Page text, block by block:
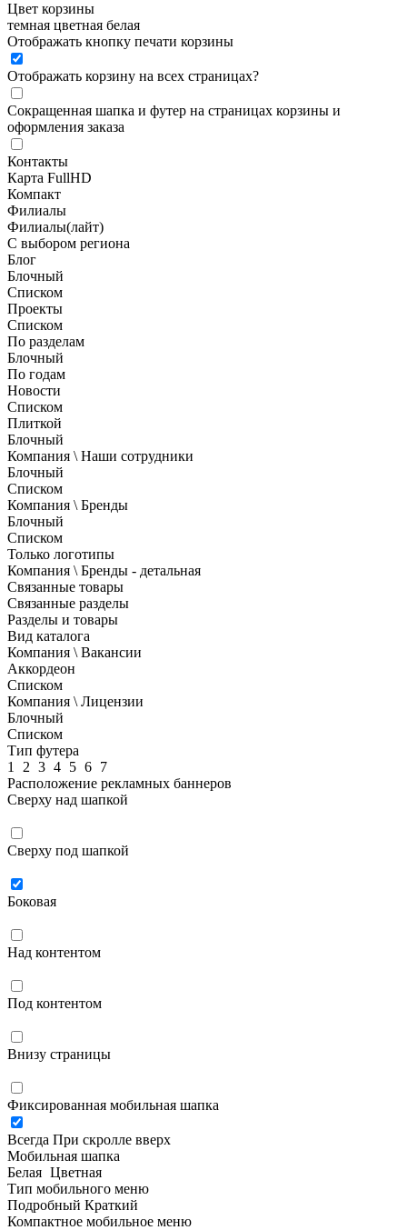
Цвет корзины
темная цветная белая
Отображать кнопку печати корзины
Отображать корзину на всех страницах?
Сокращенная шапка и футер на страницах корзины и
оформления заказа
Контакты
Карта FullHD
Компакт
Филиалы
Филиалы(лайт)
С выбором региона
Блог
Блочный
Списком
Проекты
Списком
По разделам
Блочный
По годам
Новости
Списком
Плиткой
Блочный
Компания \ Наши сотрудники
Блочный
Списком
Компания \ Бренды
Блочный
Списком
Только логотипы
Компания \ Бренды - детальная
Связанные товары
Связанные разделы
Разделы и товары
Вид каталога
Компания \ Вакансии
Аккордеон
Списком
Компания \ Лицензии
Блочный
Списком
Тип футера
1
2 3 4 5 6 7
Расположение рекламных баннеров
Сверху над шапкой
Сверху под шапкой
Боковая
Над контентом
Под контентом
Внизу страницы
Фиксированная мобильная шапка
Всегда При скролле вверх
Мобильная шапка
Белая Цветная
Тип мобильного меню
Подробный Краткий
Компактное мобильное меню